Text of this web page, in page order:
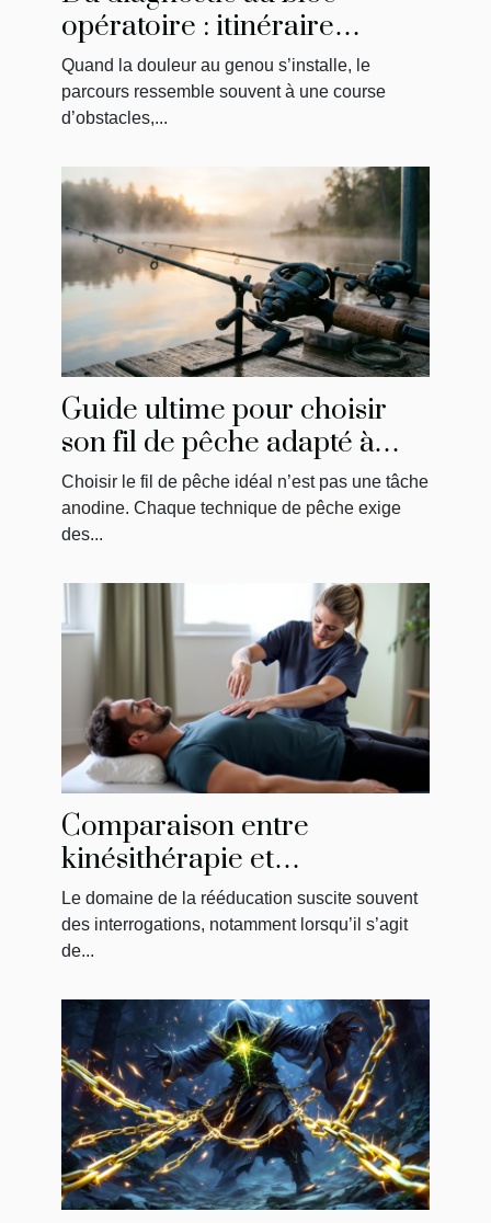
opératoire : itinéraire
singulier d’un patient
Quand la douleur au genou s’installe, le
parcours ressemble souvent à une course
d’obstacles,...
Guide ultime pour choisir
son fil de pêche adapté à
chaque technique
Choisir le fil de pêche idéal n’est pas une tâche
anodine. Chaque technique de pêche exige
des...
Comparaison entre
kinésithérapie et
physiothérapie : ce qu'il faut
savoir
Le domaine de la rééducation suscite souvent
des interrogations, notamment lorsqu’il s’agit
de...